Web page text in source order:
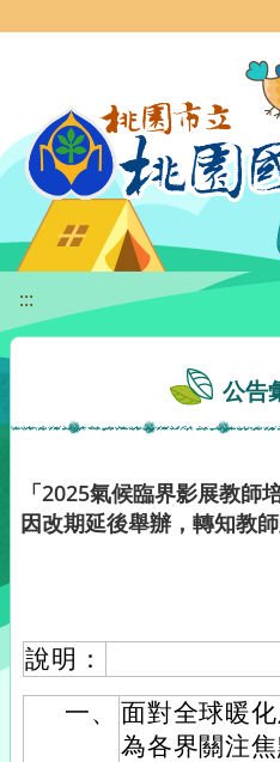
:::
公告
「2025氣候臨界影展教師
因改期延後舉辦，轉知教
說明：
一、
面對全球暖
為各界關注